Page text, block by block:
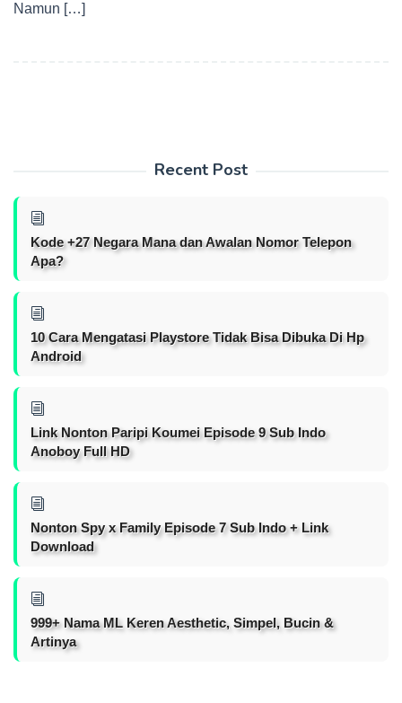
Namun […]
Recent Post
Kode +27 Negara Mana dan Awalan Nomor Telepon
Apa?
10 Cara Mengatasi Playstore Tidak Bisa Dibuka Di Hp
Android
Link Nonton Paripi Koumei Episode 9 Sub Indo
Anoboy Full HD
Nonton Spy x Family Episode 7 Sub Indo + Link
Download
999+ Nama ML Keren Aesthetic, Simpel, Bucin &
Artinya